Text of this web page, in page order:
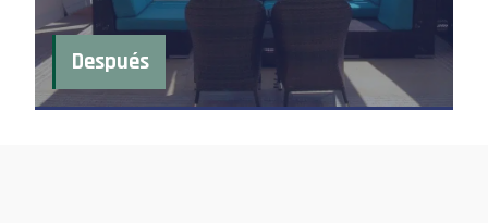
Después